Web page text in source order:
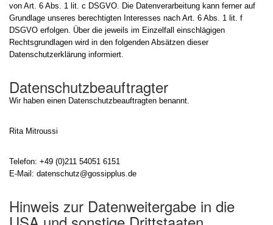
von Art. 6 Abs. 1 lit. c DSGVO. Die Datenverarbeitung kann ferner auf
Grundlage unseres berechtigten Interesses nach Art. 6 Abs. 1 lit. f
DSGVO erfolgen. Über die jeweils im Einzelfall einschlägigen
Rechtsgrundlagen wird in den folgenden Absätzen dieser
Datenschutzerklärung informiert.
Datenschutz­beauftragter
Wir haben einen Datenschutzbeauftragten benannt.
Rita Mitroussi
Telefon: +49 (0)211 54051 6151
E-Mail: datenschutz@gossipplus.de
Hinweis zur Datenweitergabe in die